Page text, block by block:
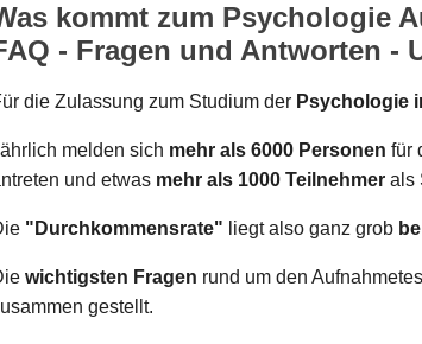
kommt zum Psychologie
- Fragen und Antworten -
die Zulassung zum Studium der Psychologie
melden sich mehr als 6000 Personen für
und etwas mehr als 1000 Teilnehmer als
"Durchkommensrate" liegt also ganz grob
wichtigsten Fragen rund um den
gestellt.